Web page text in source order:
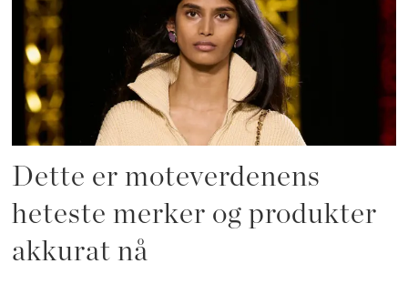
Dette er moteverdenens
heteste merker og produkter
akkurat nå